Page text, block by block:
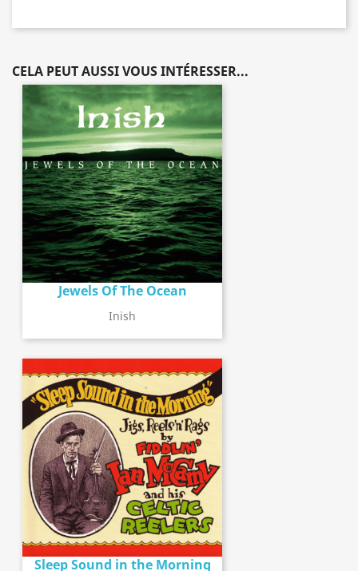
CELA PEUT AUSSI VOUS INTÉRESSER...
Jewels Of The Ocean
Inish
Sleep Sound in the Morning